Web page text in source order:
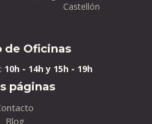
Castellón
de Oficinas
10h - 14h y 15h - 19h
páginas
Blog